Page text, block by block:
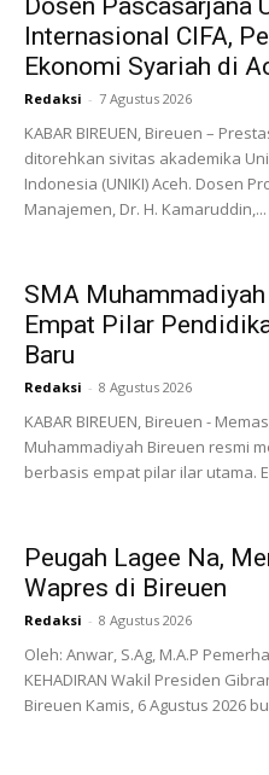
Dosen Pascasarjana
Internasional CIFA,
Ekonomi Syariah di
Redaksi - 7 Agustus 2026
KABAR BIREUEN, Bireuen –
ditorehkan sivitas akademika
Indonesia (UNIKI) Aceh. Dosen
Manajemen, Dr. H. Kamaruddin,...
SMA
Empat Pilar
Baru
Redaksi - 8 Agustus 2026
KABAR BIREUEN, Bireuen -
Muhammadiyah Bireuen resmi
berbasis empat pilar ilar utama.
Peugah Lagee Na,
Wapres di Bireuen
Redaksi - 8 Agustus 2026
Oleh: Anwar, S.Ag, M.A.P
KEHADIRAN Wakil Presiden
Bireuen Kamis, 6 Agustus 2026